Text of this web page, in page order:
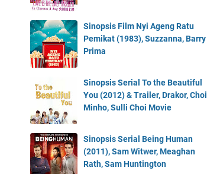
Sinopsis Film Nyi Ageng Ratu
Pemikat (1983), Suzzanna, Barry
Prima
Sinopsis Serial To the Beautiful
You (2012) & Trailer, Drakor, Choi
Minho, Sulli Choi Movie
Sinopsis Serial Being Human
(2011), Sam Witwer, Meaghan
Rath, Sam Huntington